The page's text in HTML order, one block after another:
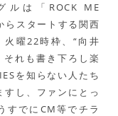
は「ROCK ME
らスタートする関西
火曜22時枠、“向井
それも書き下ろし楽
を知らない人たち
し、ファンにとっ
すでにCM等でチラ